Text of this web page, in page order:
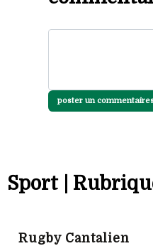
poster un
Sport |
Rugby Cantalien